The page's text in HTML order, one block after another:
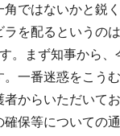
ではないかと鋭
を配るというの
。まず知事から
一番迷惑をこう
からいただいて
保等についての